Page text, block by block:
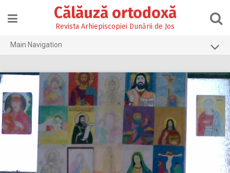
content
Călăuză ortodoxă
Revista Arhiepiscopiei Dunării de Jos
Main Navigation
2025
2024